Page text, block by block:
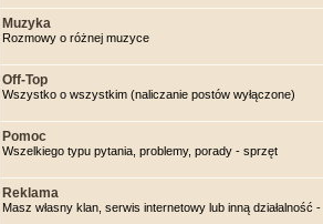
Muzyka
Rozmowy o różnej muzyce
Off-Top
Wszystko o wszystkim (naliczanie postów wyłączone)
Pomoc
Wszelkiego typu pytania, problemy, porady - sprzęt
Reklama
Masz własny klan, serwis internetowy lub inną działalność